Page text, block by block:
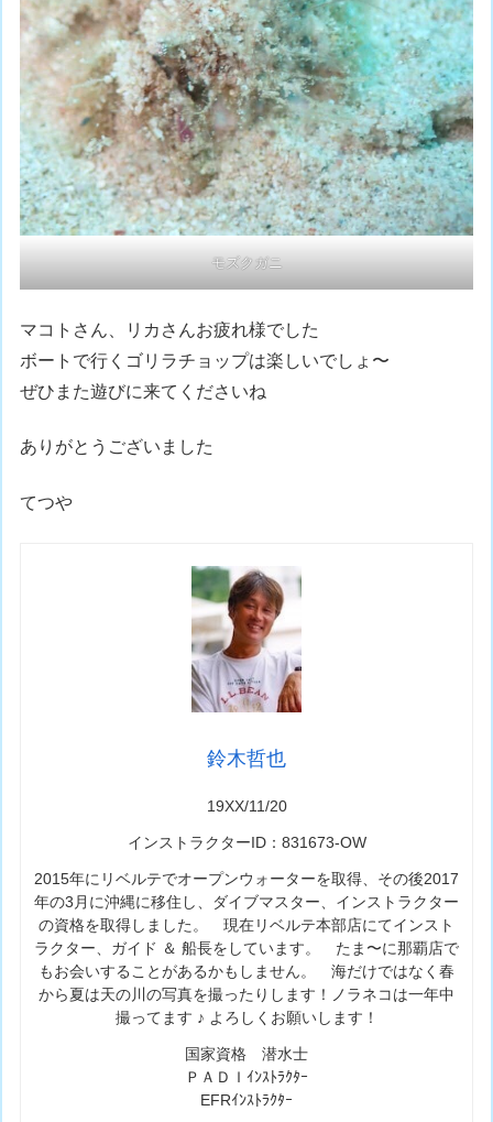
モズクガニ
マコトさん、リカさんお疲れ様でした
ボートで行くゴリラチョップは楽しいでしょ〜
ぜひまた遊びに来てくださいね
ありがとうございました
てつや
鈴木哲也
19XX/11/20
インストラクターID：831673-OW
2015年にリベルテでオープンウォーターを取得、その後2017
年の3月に沖縄に移住し、ダイブマスター、インストラクター
の資格を取得しました。 現在リベルテ本部店にてインスト
ラクター、ガイド ＆ 船長をしています。 たま〜に那覇店で
もお会いすることがあるかもしません。 海だけではなく春
から夏は天の川の写真を撮ったりします！ノラネコは一年中
撮ってます ♪ よろしくお願いします！
国家資格 潜水士
ＰＡＤＩｲﾝｽﾄﾗｸﾀｰ
EFRｲﾝｽﾄﾗｸﾀｰ